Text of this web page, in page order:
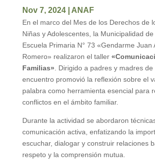
Nov 7, 2024| ANAF
En el marco del Mes de los Derechos de
Niñas y Adolescentes, la Municipalidad
Escuela Primaria N° 73 «Gendarme Juan
Romero» realizaron el taller
Familias» . Dirigido a padres y madres
encuentro promovió la reflexión sobre el
palabra como herramienta esencial para
conflictos en el ámbito familiar.
Durante la actividad se abordaron
comunicación activa, enfatizando la
escuchar, dialogar y construir relaciones
respeto y la comprensión mutua.